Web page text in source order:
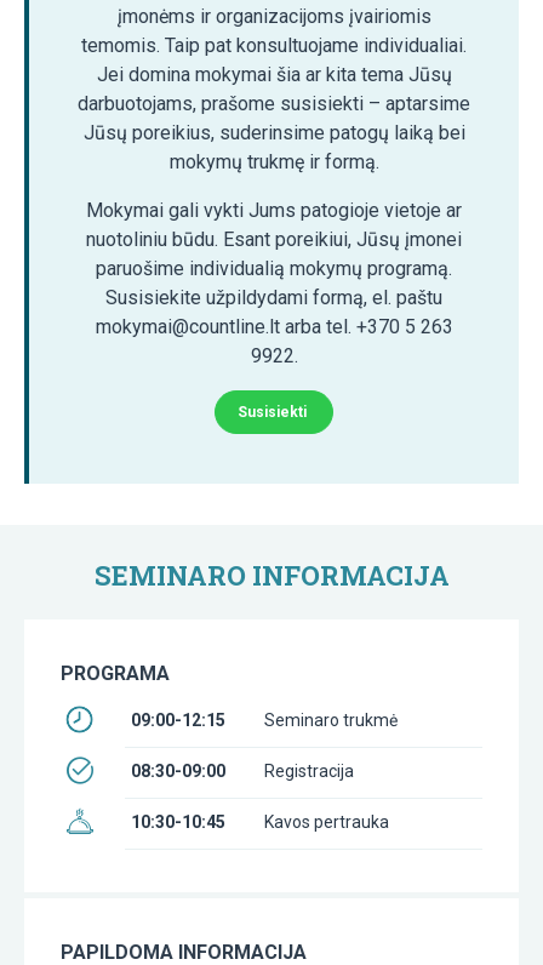
įmonėms ir organizacijoms įvairiomis
temomis. Taip pat konsultuojame individualiai.
Jei domina mokymai šia ar kita tema Jūsų
darbuotojams, prašome susisiekti – aptarsime
Jūsų poreikius, suderinsime patogų laiką bei
mokymų trukmę ir formą.
Mokymai gali vykti Jums patogioje vietoje ar
nuotoliniu būdu. Esant poreikiui, Jūsų įmonei
paruošime individualią mokymų programą.
Susisiekite užpildydami formą, el. paštu
mokymai@countline.lt arba tel. +370 5 263
9922.
Susisiekti
SEMINARO INFORMACIJA
PROGRAMA
09:00-12:15 Seminaro trukmė
08:30-09:00 Registracija
10:30-10:45 Kavos pertrauka
PAPILDOMA INFORMACIJA